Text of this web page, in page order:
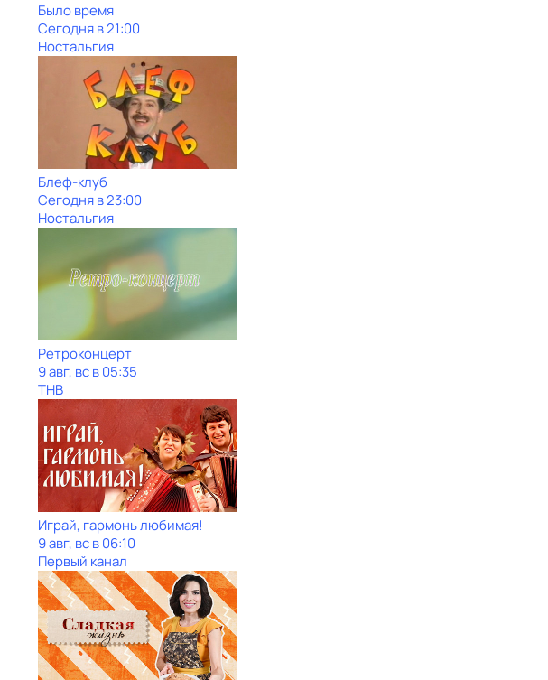
Было время
Сегодня в 21:00
Ностальгия
Блеф-клуб
Сегодня в 23:00
Ностальгия
Ретроконцерт
9 авг, вс в 05:35
ТНВ
Играй, гармонь любимая!
9 авг, вс в 06:10
Первый канал